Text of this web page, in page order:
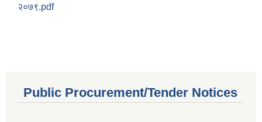
२०७९.pdf
Public Procurement/Tender Notices